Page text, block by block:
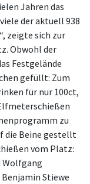
Jahren das
der aktuell 938
zeigte sich zur
Obwohl der
Festgelände
gefüllt: Zum
für nur 100ct,
zu
die Beine gestellt
vom Platz:
Wolfgang
Stiewe